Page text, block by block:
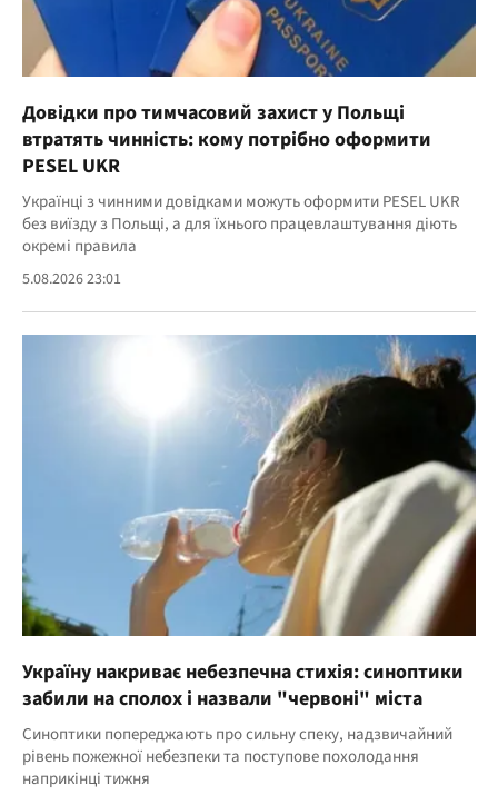
Довідки про тимчасовий захист у Польщі
втратять чинність: кому потрібно оформити
PESEL UKR
Українці з чинними довідками можуть оформити PESEL UKR
без виїзду з Польщі, а для їхнього працевлаштування діють
окремі правила
5.08.2026 23:01
Україну накриває небезпечна стихія: синоптики
забили на сполох і назвали "червоні" міста
Синоптики попереджають про сильну спеку, надзвичайний
рівень пожежної небезпеки та поступове похолодання
наприкінці тижня